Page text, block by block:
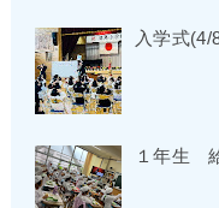
入学式(4/
１年生